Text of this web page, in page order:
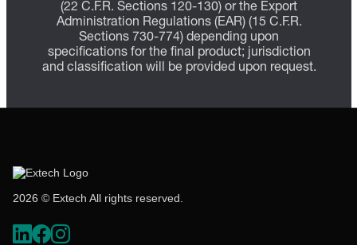
(22 C.F.R. Sections 120-130) or the Export
Administration Regulations (EAR) (15 C.F.R.
Sections 730-774) depending upon
specifications for the final product; jurisdiction
and classification will be provided upon request.
2026 © Extech All rights reserved.